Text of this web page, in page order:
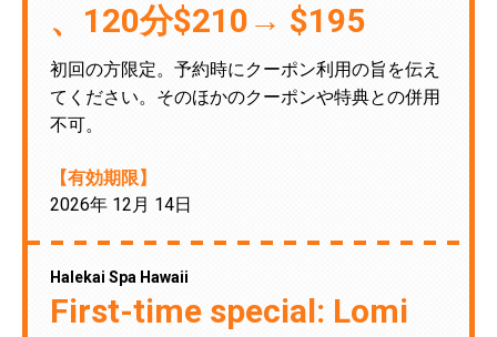
、120分$210→ $195
初回の方限定。予約時にクーポン利用の旨を伝え
てください。そのほかのクーポンや特典との併用
不可。
【有効期限】
2026年 12月 14日
Halekai Spa Hawaii
First-time special: Lomi